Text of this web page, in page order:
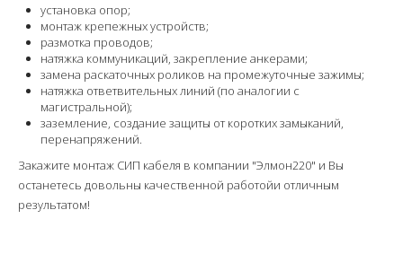
установка опор;
монтаж крепежных устройств;
размотка проводов;
натяжка коммуникаций, закрепление анкерами;
замена раскаточных роликов на промежуточные зажимы;
натяжка ответвительных линий (по аналогии с
магистральной);
заземление, создание защиты от коротких замыканий,
перенапряжений.
Закажите монтаж СИП кабеля в компании "Элмон220" и Вы
останетесь довольны качественной работойи отличным
результатом!